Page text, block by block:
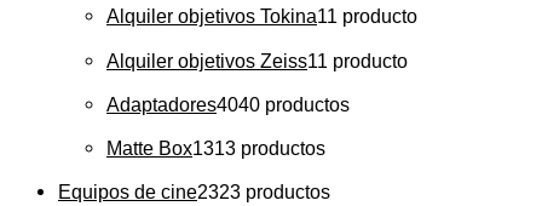
Alquiler objetivos Tokina11 producto
Alquiler objetivos Zeiss11 producto
Adaptadores4040 productos
Matte Box1313 productos
Equipos de cine2323 productos